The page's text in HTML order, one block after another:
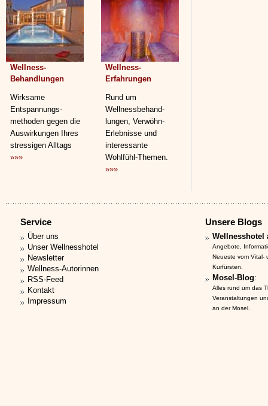
Wellness-
Behandlungen
Wirksame
Entspannungs­
methoden gegen die
Auswirkungen Ihres
stressigen Alltags
»»»
Wellness-
Erfahrungen
Rund um
Wellnessbehand­
lungen, Verwöhn-
Erlebnisse und
interessante
Wohlfühl-Themen.
»»»
Service
Über uns
Unser Wellnesshotel
Newsletter
Wellness-Autorinnen
RSS-Feed
Kontakt
Impressum
Unsere Blogs
Wellnesshotel
Angebote,
Neueste vom Vital-
Kurfürsten.
Mosel-Blog:
Alles rund um das
Veranstaltungen
an der Mosel.